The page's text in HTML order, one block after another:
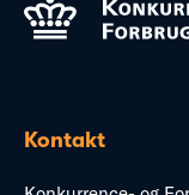
Kontakt